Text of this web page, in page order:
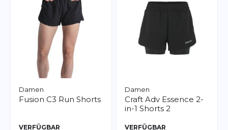
Damen
Fusion C3 Run Shorts
VERFÜGBAR
Damen
Craft Adv Essence 2-
in-1 Shorts 2
VERFÜGBAR